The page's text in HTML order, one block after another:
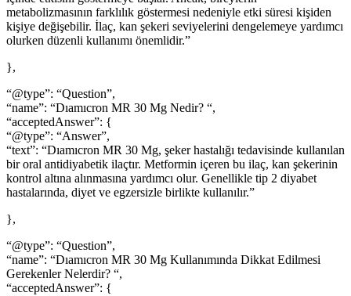
metabolizmasının farklılık göstermesi nedeniyle etki süresi kişiden
kişiye değişebilir. İlaç, kan şekeri seviyelerini dengelemeye yardımcı
olurken düzenli kullanımı önemlidir.”
},
“@type”: “Question”,
“name”: “Dıamıcron MR 30 Mg Nedir? “,
“acceptedAnswer”: {
“@type”: “Answer”,
“text”: “Dıamıcron MR 30 Mg, şeker hastalığı tedavisinde kullanılan
bir oral antidiyabetik ilaçtır. Metformin içeren bu ilaç, kan şekerinin
kontrol altına alınmasına yardımcı olur. Genellikle tip 2 diyabet
hastalarında, diyet ve egzersizle birlikte kullanılır.”
},
“@type”: “Question”,
“name”: “Dıamıcron MR 30 Mg Kullanımında Dikkat Edilmesi
Gerekenler Nelerdir? “,
“acceptedAnswer”: {